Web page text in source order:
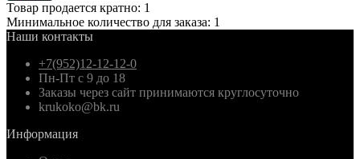
Товар продается кратно: 1
Минимальное количество для заказа: 1
Наши контакты
+7(952)12-12-12-0
Пн-Пт с 9 до 18
Заказы через сайт принимаются круглосуточно
krukoko@bk.ru
Информация